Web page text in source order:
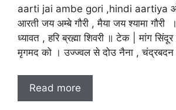
aarti jai ambe gori ,hindi aartiya
आरती जय अम्बे गौरी , मैया जय श्यामा गौरी
ध्यावत , हरि ब्रह्मा शिवरी ॥ टेक | मांग
मृगमद को । उज्ज्वल से दोउ नैना ,
Read more